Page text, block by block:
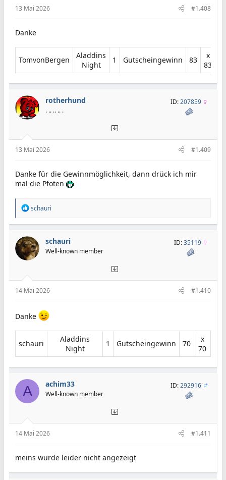
13 Mai 2026 #1.408
Danke
TomvonBergen​
Aladdins
Night​
1​ Gutscheingewinn​ 83​
x
83​
rotherhund
. .. .. .. .
ID:207859
13 Mai 2026 #1.409
Danke für die Gewinnmöglichkeit, dann drück ich mir
mal die Pfoten
R
a
t
i
o
n
:
schauri
schauri
Well-known member
ID:35119
14 Mai 2026 #1.410
Danke
schauri​
Aladdins
Night​
1​ Gutscheingewinn​ 70​
x
70​
A achim33
Well-known member
ID:292916
14 Mai 2026 #1.411
meins wurde leider nicht angezeigt